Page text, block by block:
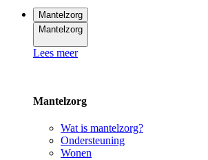
Mantelzorg
Mantelzorg
Lees meer
Mantelzorg
Wat is mantelzorg?
Ondersteuning
Wonen